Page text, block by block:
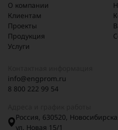
О компании
Клиентам
Проекты
Продукция
Услуги
info@engprom.ru
8 800 222 99 54
Россия, 630520,
ул. Новая 15/1